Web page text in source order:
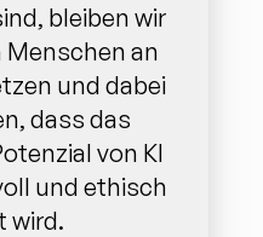
bleiben wir
an
und dabei
dass das
von KI
und ethisch
wird.